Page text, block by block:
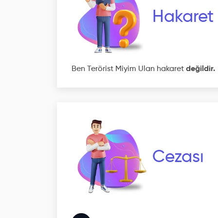
Hakaret
Ben Terörist Miyim Ulan hakaret değildir.
Cezası